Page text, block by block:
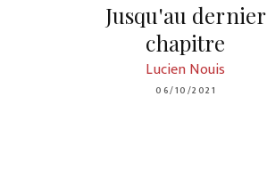
Jusqu'au dernier
chapitre
Lucien Nouis
06/10/2021